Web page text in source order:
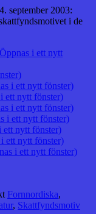
september 2003:
i de
i ett nytt
i ett nytt fönster)
ett nytt fönster)
i ett nytt fönster)
i ett nytt fönster)
ett nytt fönster)
ett nytt fönster)
i ett nytt fönster)
Fornnordiska,
, Skattfyndsmotiv